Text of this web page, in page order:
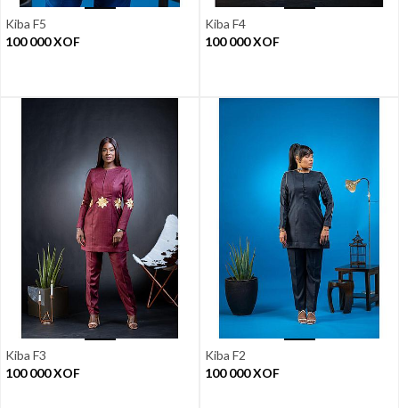
Kiba F5
100 000XOF
Kiba F4
100 000XOF
Kiba F3
100 000XOF
Kiba F2
100 000XOF